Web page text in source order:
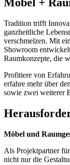
Möbel +
Tradition trifft
ganzheitliche
verschmelzen. Mit
Showroom
Raumkonzepte, die
Profitiere von
erfahre mehr über
sowie zwei weiterer
Möbel und
Als Projektpartner
nicht nur die